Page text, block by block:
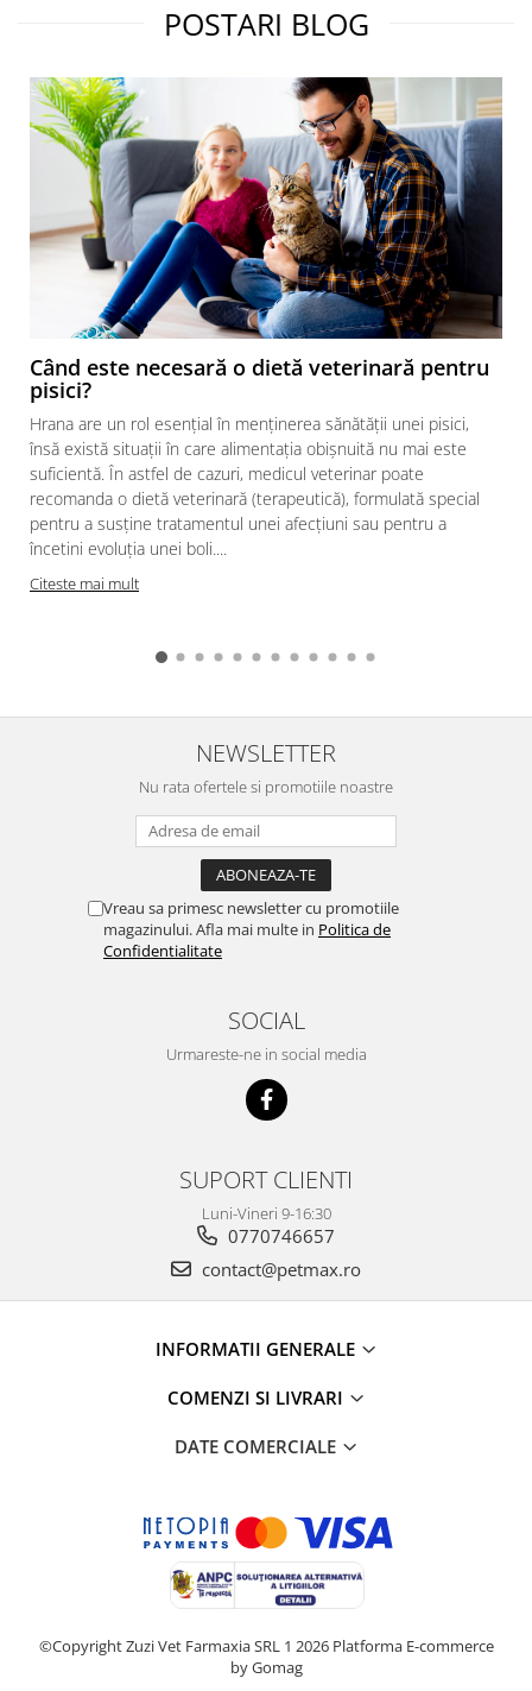
treia comanda recomand cu
mult drag !
POSTARI BLOG
Când este necesară o dietă veterinară pentru
pisici?
Hrana are un rol esențial în menținerea sănătății unei pisici,
însă există situații în care alimentația obișnuită nu mai este
suficientă. În astfel de cazuri, medicul veterinar poate
recomanda o dietă veterinară (terapeutică), formulată special
pentru a susține tratamentul unei afecțiuni sau pentru a
încetini evoluția unei boli....
Citeste mai mult
NEWSLETTER
Nu rata ofertele si promotiile noastre
Vreau sa primesc newsletter cu promotiile
magazinului. Afla mai multe in Politica de
Confidentialitate
SOCIAL
Urmareste-ne in social media
SUPORT CLIENTI
Luni-Vineri 9-16:30
0770746657
contact@petmax.ro
INFORMATII GENERALE
COMENZI SI LIVRARI
DATE COMERCIALE
©Copyright Zuzi Vet Farmaxia SRL 1 2026 Platforma E-commerce
by Gomag